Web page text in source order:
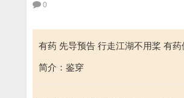
0
有药 先导预告 行走江湖不用桨 有药
简介：鉴穿